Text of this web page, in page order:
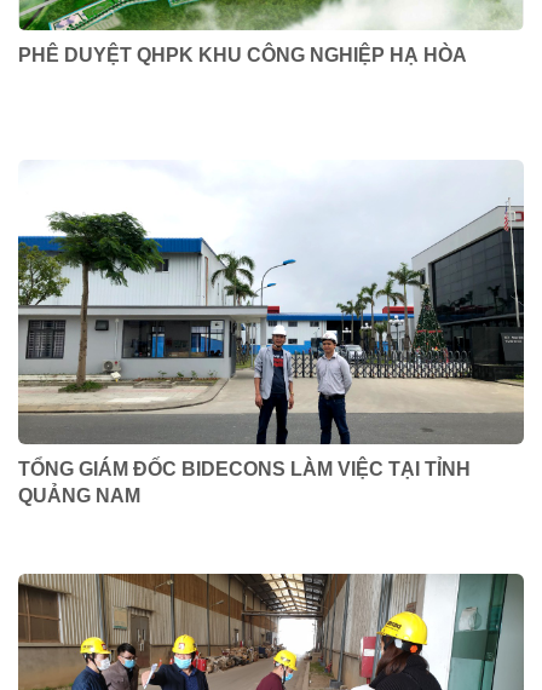
PHÊ DUYỆT QHPK KHU CÔNG NGHIỆP HẠ HÒA
TỔNG GIÁM ĐỐC BIDECONS LÀM VIỆC TẠI TỈNH
QUẢNG NAM